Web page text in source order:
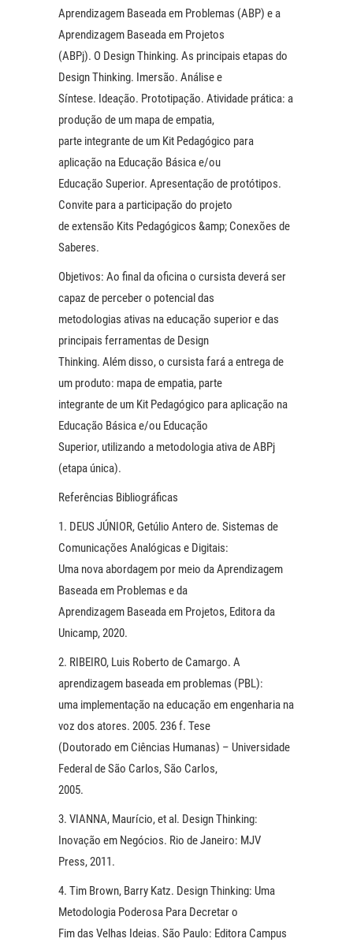
Aprendizagem Baseada em Problemas (ABP) e a
Aprendizagem Baseada em Projetos
(ABPj). O Design Thinking. As principais etapas do
Design Thinking. Imersão. Análise e
Síntese. Ideação. Prototipação. Atividade prática: a
produção de um mapa de empatia,
parte integrante de um Kit Pedagógico para
aplicação na Educação Básica e/ou
Educação Superior. Apresentação de protótipos.
Convite para a participação do projeto
de extensão Kits Pedagógicos &amp; Conexões de
Saberes.
Objetivos: Ao final da oficina o cursista deverá ser
capaz de perceber o potencial das
metodologias ativas na educação superior e das
principais ferramentas de Design
Thinking. Além disso, o cursista fará a entrega de
um produto: mapa de empatia, parte
integrante de um Kit Pedagógico para aplicação na
Educação Básica e/ou Educação
Superior, utilizando a metodologia ativa de ABPj
(etapa única).
Referências Bibliográficas
1. DEUS JÚNIOR, Getúlio Antero de. Sistemas de
Comunicações Analógicas e Digitais:
Uma nova abordagem por meio da Aprendizagem
Baseada em Problemas e da
Aprendizagem Baseada em Projetos, Editora da
Unicamp, 2020.
2. RIBEIRO, Luis Roberto de Camargo. A
aprendizagem baseada em problemas (PBL):
uma implementação na educação em engenharia na
voz dos atores. 2005. 236 f. Tese
(Doutorado em Ciências Humanas) – Universidade
Federal de São Carlos, São Carlos,
2005.
3. VIANNA, Maurício, et al. Design Thinking:
Inovação em Negócios. Rio de Janeiro: MJV
Press, 2011.
4. Tim Brown, Barry Katz. Design Thinking: Uma
Metodologia Poderosa Para Decretar o
Fim das Velhas Ideias. São Paulo: Editora Campus